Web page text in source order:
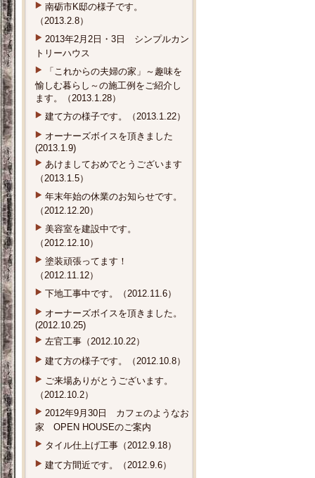
南砺市K邸の様子です。
（2013.2.8）
2013年2月2日・3日 シンプルカン
トリーハウス
「これからの夫婦の家」～趣味を
愉しむ暮らし～の施工例をご紹介し
ます。（2013.1.28）
建て方の様子です。（2013.1.22）
オーナーズボイスを頂きました
(2013.1.9)
あけましておめでとうございます
（2013.1.5）
年末年始の休業のお知らせです。
（2012.12.20）
美容室を建設中です。
（2012.12.10）
塗装頑張ってます！
（2012.11.12）
下地工事中です。（2012.11.6）
オーナーズボイスを頂きました。
(2012.10.25)
左官工事（2012.10.22）
建て方の様子です。（2012.10.8）
ご来場ありがとうございます。
（2012.10.2）
2012年9月30日 カフェのようなお
家 OPEN HOUSEのご案内
タイル仕上げ工事（2012.9.18）
建て方間近です。（2012.9.6）